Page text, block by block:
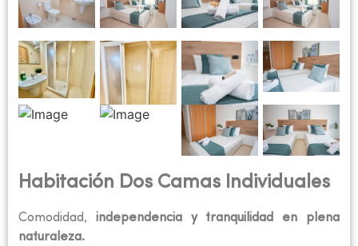
Habitación Dos Camas Individuales
Comodidad, independencia y tranquilidad en plena
naturaleza.